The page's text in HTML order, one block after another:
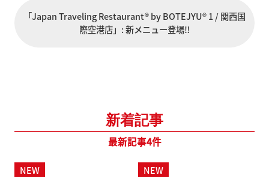
「Japan Traveling Restaurant® by BOTEJYU® 1 / 関西国
際空港店」: 新メニュー登場‼️
新着記事
最新記事4件